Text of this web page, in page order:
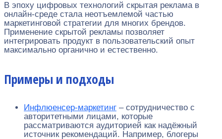
В эпоху цифровых технологий скрытая реклама в
онлайн-среде стала неотъемлемой частью
маркетинговой стратегии для многих брендов.
Применение скрытой рекламы позволяет
интегрировать продукт в пользовательский опыт
максимально органично и естественно.
Примеры и подходы
Инфлюенсер-маркетинг – сотрудничество с
авторитетными лицами, которые
рассматриваются аудиторией как надёжный
источник рекомендаций. Например, блогеры